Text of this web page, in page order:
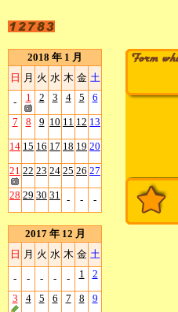
2018 年 1 月
日 月 火 水 木 金 土
- 1 2 3 4 5 6
7 8 9 10 11 12 13
14 15 16 17 18 19 20
21 22 23 24 25 26 27
28 29 30 31 - - -
2017 年 12 月
日 月 火 水 木 金 土
- - - - - 1 2
3 4 5 6 7 8 9